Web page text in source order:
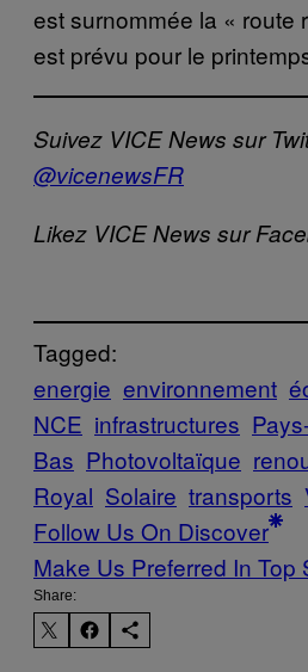
est surnommée la «
est prévu pour le
Suivez VICE News sur
@vicenewsFR
Likez VICE News sur
Tagged:
energie environnement
NCE infrastructures
Bas Photovoltaïque
Royal Solaire transports
Follow Us On Discover
Make Us Preferred In Top
Share: